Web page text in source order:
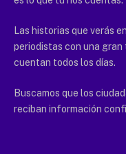
Las historias que verás
periodistas con una
cuentan todos los días.
Buscamos que los
reciban información